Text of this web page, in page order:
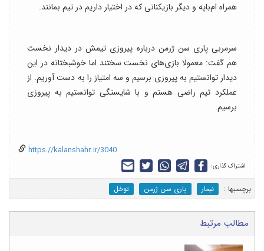
همراه ام‌باپه و دیگر بازیکنانی که در اختیار داریم در تیم بمانند.
سرمربی پاری سن ژرمن درباره پیروزی تیمش در دیدار نخست
هم گفت: معمولا بازی‌های نخست سختند اما خوشبختانه در این
دیدار توانستیم به پیروزی برسیم و سه امتیاز را به دست آوریم. از
عملکرد تیم راضی هستم و با شایستگی توانستیم به پیروزی
برسیم.
https://kalanshahr.ir/3040
اشتراک گذاری:
برچسب‎ها : نیمار پاری سن ژرمن توخل
مطالب مرتبط